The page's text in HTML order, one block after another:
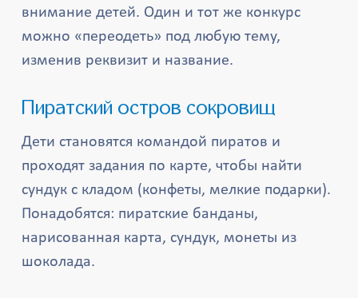
внимание детей. Один и тот же конкурс
можно «переодеть» под любую тему,
изменив реквизит и название.
Пиратский остров сокровищ
Дети становятся командой пиратов и
проходят задания по карте, чтобы найти
сундук с кладом (конфеты, мелкие подарки).
Понадобятся: пиратские банданы,
нарисованная карта, сундук, монеты из
шоколада.